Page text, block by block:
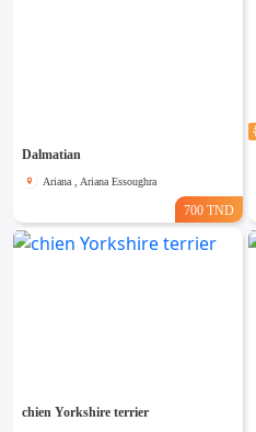
Dalmatian
Ariana , Ariana Essoughra
700 TND
chien Yorkshire terrier